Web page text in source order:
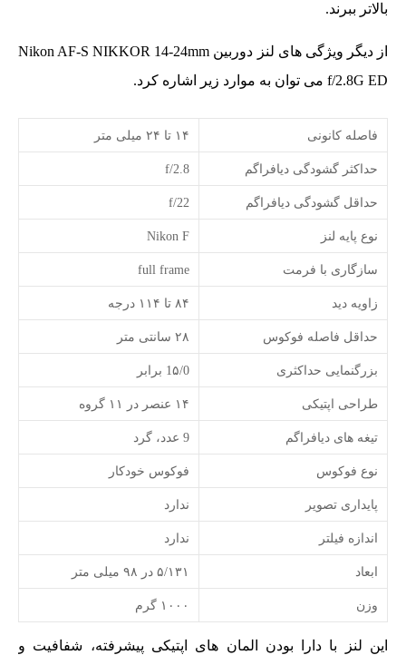
بالاتر ببرند.
از دیگر ویژگی های لنز دوربین Nikon AF-S NIKKOR 14-24mm
f/2.8G ED می توان به موارد زیر اشاره کرد.
فاصله کانونی ۱۴ تا ۲۴ میلی متر
حداکثر گشودگی دیافراگم f/2.8
حداقل گشودگی دیافراگم f/22
نوع پایه لنز Nikon F
سازگاری با فرمت full frame
زاویه دید ۸۴ تا ۱۱۴ درجه
حداقل فاصله فوکوس ۲۸ سانتی متر
بزرگنمایی حداکثری 1۵/0 برابر
طراحی اپتیکی ۱۴ عنصر در ۱۱ گروه
تیغه های دیافراگم 9 عدد، گرد
نوع فوکوس فوکوس خودکار
پایداری تصویر ندارد
اندازه فیلتر ندارد
ابعاد ۵/۱۳۱ در ۹۸ میلی متر
وزن ۱۰۰۰ گرم
این لنز با دارا بودن المان های اپتیکی پیشرفته، شفافیت و